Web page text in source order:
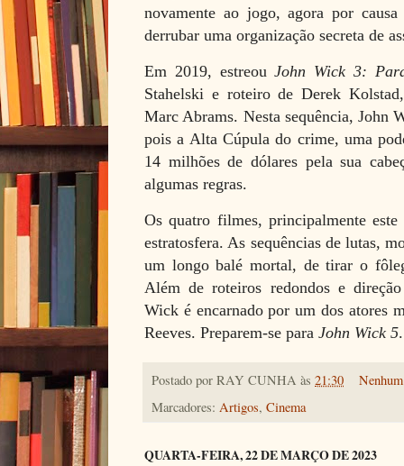
novamente ao jogo, agora por
derrubar uma organização secreta de
Em 2019, estreouJohn Wick 3:
Stahelski e roteiro de Derek
Marc Abrams. Nesta sequência, John
pois a Alta Cúpula do crime, uma
14 milhões de dólares pela sua
algumas regras.
Os quatro filmes, principalmente
estratosfera. As sequências de lutas,
um longo balé mortal, de tirar o
Além de roteiros redondos e
Wick é encarnado por um dos atores
Reeves. Preparem-se para John Wick 5.
Postado por RAY CUNHA às 21:30
Marcadores: Artigos, Cinema
QUARTA-FEIRA, 22 DE MARÇO DE 2023